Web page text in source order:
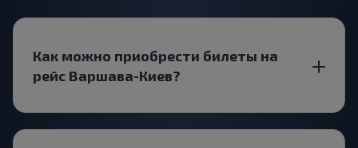
Как можно приобрести билеты на
рейс Варшава-Киев?